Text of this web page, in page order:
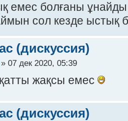
емес болғаны
сол кезде ыстық
(дискуссия)
» 07 дек 2020, 05:39
жақсы емес
(дискуссия)